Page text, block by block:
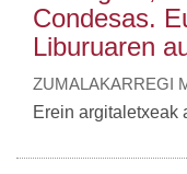
Condesas.
Liburuaren
ZUMALAKARREGI
Erein argitaletxeak